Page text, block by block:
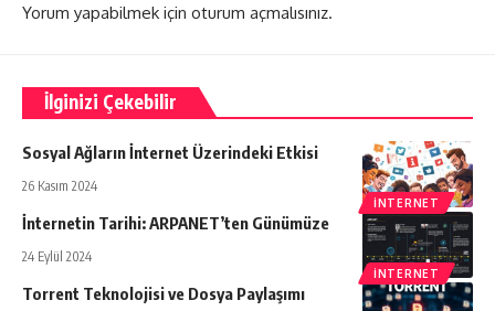
Yorum yapabilmek için oturum açmalısınız.
İlginizi Çekebilir
İNTERNET
Sosyal Ağların İnternet Üzerindeki Etkisi
26 Kasım 2024
İNTERNET
İnternetin Tarihi: ARPANET’ten Günümüze
24 Eylül 2024
Torrent Teknolojisi ve Dosya Paylaşımı